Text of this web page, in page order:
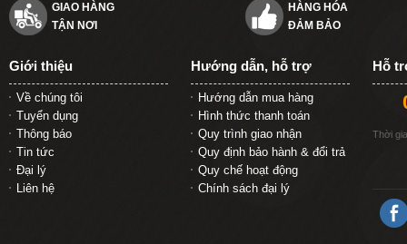
GIAO HÀNG
TẬN NƠI
HÀNG HÓA
ĐẢM BẢO
Giới thiệu
Về chúng tôi
Tuyển dụng
Thông báo
Tin tức
Đại lý
Liên hệ
Hướng dẫn, hỗ trợ
Hướng dẫn mua hàng
Hình thức thanh toán
Quy trình giao nhận
Quy định bảo hành & đổi trả
Quy chế hoạt động
Chính sách đại lý
Hỗ
Thời